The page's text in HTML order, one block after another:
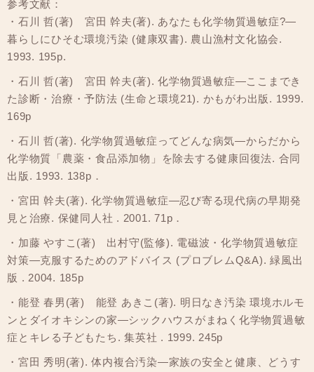
参考文献：
・石川 哲(著) 宮田 幹夫(著). あなたも化学物質過敏症?―
暮らしにひそむ環境汚染 (健康双書). 農山漁村文化協会.
1993. 195p.
・石川 哲(著) 宮田 幹夫(著). 化学物質過敏症―ここまでき
た診断・治療・予防法 (生命と環境21). かもがわ出版. 1999.
169p
・石川 哲(著). 化学物質過敏症ってどんな病気―からだから
化学物質「農薬・食品添加物」を除去する健康回復法. 合同
出版. 1993. 138p．
・宮田 幹夫(著). 化学物質過敏症―忍び寄る現代病の早期発
見と治療. 保健同人社 . 2001. 71p．
・加藤 やすこ(著) 出村守(監修). 電磁波・化学物質過敏症
対策―克服するためのアドバイス (プロブレムQ&A). 緑風出
版 . 2004. 185p
・能登 春男(著) 能登 あきこ(著). 明日なき汚染 環境ホルモ
ンとダイオキシンの家―シックハウスがまねく化学物質過敏
症とキレる子どもたち. 集英社 . 1999. 245p
・宮田 秀明(著). 体内複合汚染―家族の安全と健康、どうす